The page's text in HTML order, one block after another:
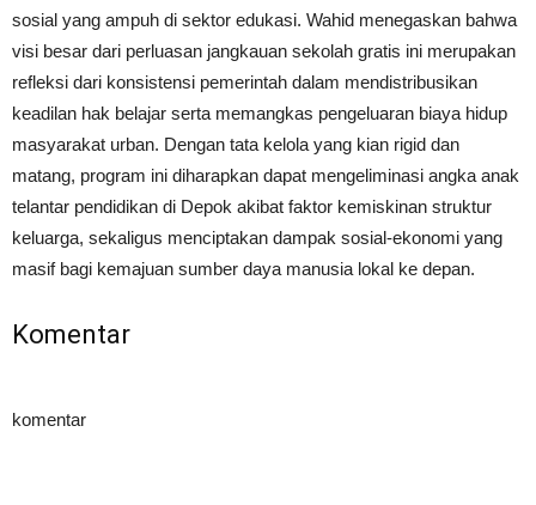
sosial yang ampuh di sektor edukasi. Wahid menegaskan bahwa
visi besar dari perluasan jangkauan sekolah gratis ini merupakan
refleksi dari konsistensi pemerintah dalam mendistribusikan
keadilan hak belajar serta memangkas pengeluaran biaya hidup
masyarakat urban. Dengan tata kelola yang kian rigid dan
matang, program ini diharapkan dapat mengeliminasi angka anak
telantar pendidikan di Depok akibat faktor kemiskinan struktur
keluarga, sekaligus menciptakan dampak sosial-ekonomi yang
masif bagi kemajuan sumber daya manusia lokal ke depan.
Komentar
komentar